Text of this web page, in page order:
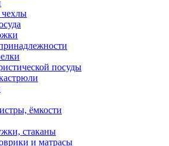
посуды
ёмкости
стаканы
и матрасы